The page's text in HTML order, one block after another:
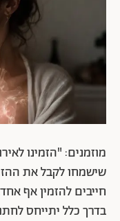
מוזמנים: "הזמינו
שישמחו לקבל את
חייבים להזמין אף
בדרך כלל יתייחס